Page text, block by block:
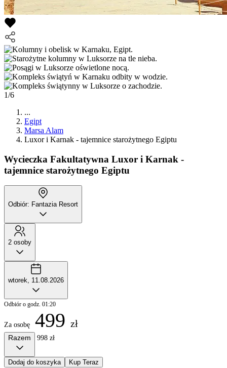
1/6
...
Egipt
Marsa Alam
Luxor i Karnak - tajemnice starożytnego Egiptu
Wycieczka Fakultatywna Luxor i Karnak -
tajemnice starożytnego Egiptu
Odbiór: Fantazia Resort
2 osoby
wtorek, 11.08.2026
Odbiór o godz. 01:20
Za osobę 499 zł
Razem 998 zł
Dodaj do koszyka Kup Teraz